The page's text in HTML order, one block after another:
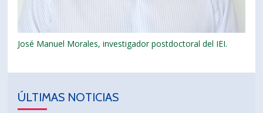
José Manuel Morales, investigador postdoctoral del IEI.
ÚLTIMAS NOTICIAS